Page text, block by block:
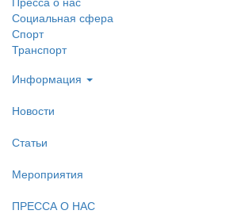
Социальная сфера
Спорт
Транспорт
Информация
Новости
Статьи
Мероприятия
ПРЕССА О НАС